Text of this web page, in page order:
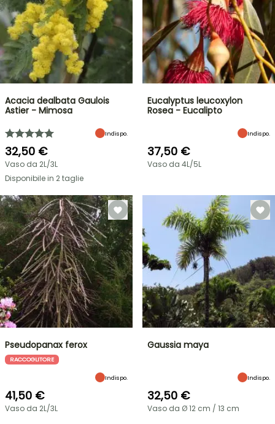
Acacia dealbata Gaulois
Astier - Mimosa
Indispo.
32,50 €
Vaso da 2L/3L
Disponibile in 2 taglie
Eucalyptus leucoxylon
Rosea - Eucalipto
Indispo.
37,50 €
Vaso da 4L/5L
Pseudopanax ferox
RACCOGLITORE
Indispo.
41,50 €
Vaso da 2L/3L
Gaussia maya
Indispo.
32,50 €
Vaso da Ø 12 cm / 13 cm